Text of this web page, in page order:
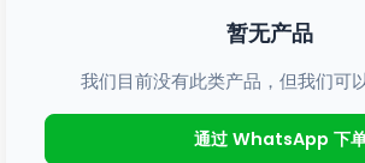
暂无产品
我们目前没有此类产品，但我们可
通过 WhatsApp 下